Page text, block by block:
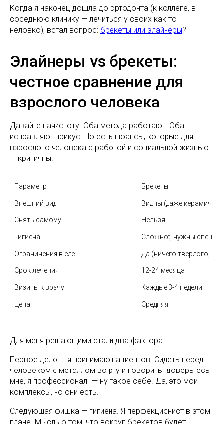
Когда я наконец дошла до ортодонта (к коллеге, в
соседнюю клинику — лечиться у своих как-то
неловко), встал вопрос: брекеты или элайнеры?
Элайнеры vs брекеты:
честное сравнение для
взрослого человека
Давайте начистоту. Оба метода работают. Оба
исправляют прикус. Но есть нюансы, которые для
взрослого человека с работой и социальной жизнью
— критичны.
Параметр Брекеты
Внешний вид Видны (даже
Снять самому Нельзя
Гигиена Сложнее, нужны спец.
Ограничения в еде Да (ничего твёрдого,
Срок лечения 12-24 месяца
Визиты к врачу Каждые 3-4 недели
Цена Средняя
Для меня решающими стали два фактора.
Первое дело — я принимаю пациентов. Сидеть перед
человеком с металлом во рту и говорить "доверьтесь
мне, я профессионал" — ну такое себе. Да, это мои
комплексы, но они есть.
Следующая фишка — гигиена. Я перфекционист в этом
плане. Мысль о том, что вокруг брекетов будет